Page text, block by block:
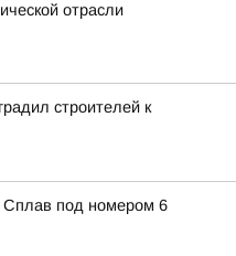
отрасли
строителей к
Сплав под номером 6